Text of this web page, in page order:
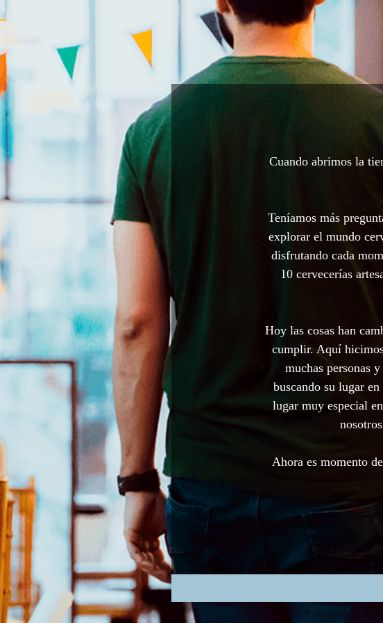
Cuando abrimos la
Teníamos más
explorar el mundo
disfrutando cada
10 cervecerías
Hoy las cosas han
cumplir. Aquí
muchas personas
buscando su lugar
lugar muy especial
Ahora es momento